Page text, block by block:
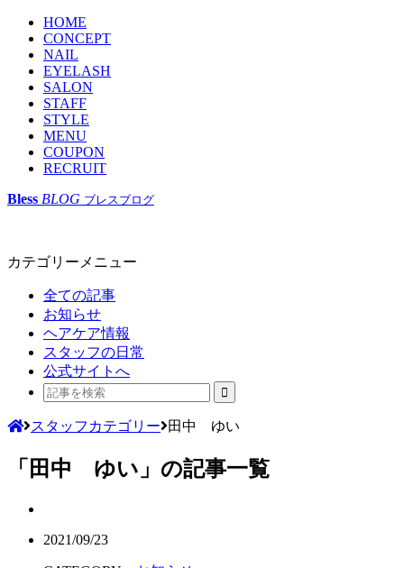
HOME
CONCEPT
NAIL
EYELASH
SALON
STAFF
STYLE
MENU
COUPON
RECRUIT
Bless BLOG ブレスブログ
カテゴリーメニュー
全ての記事
お知らせ
ヘアケア情報
スタッフの日常
公式サイトへ
スタッフカテゴリー 田中 ゆい
「田中 ゆい」の記事一覧
2021/09/23